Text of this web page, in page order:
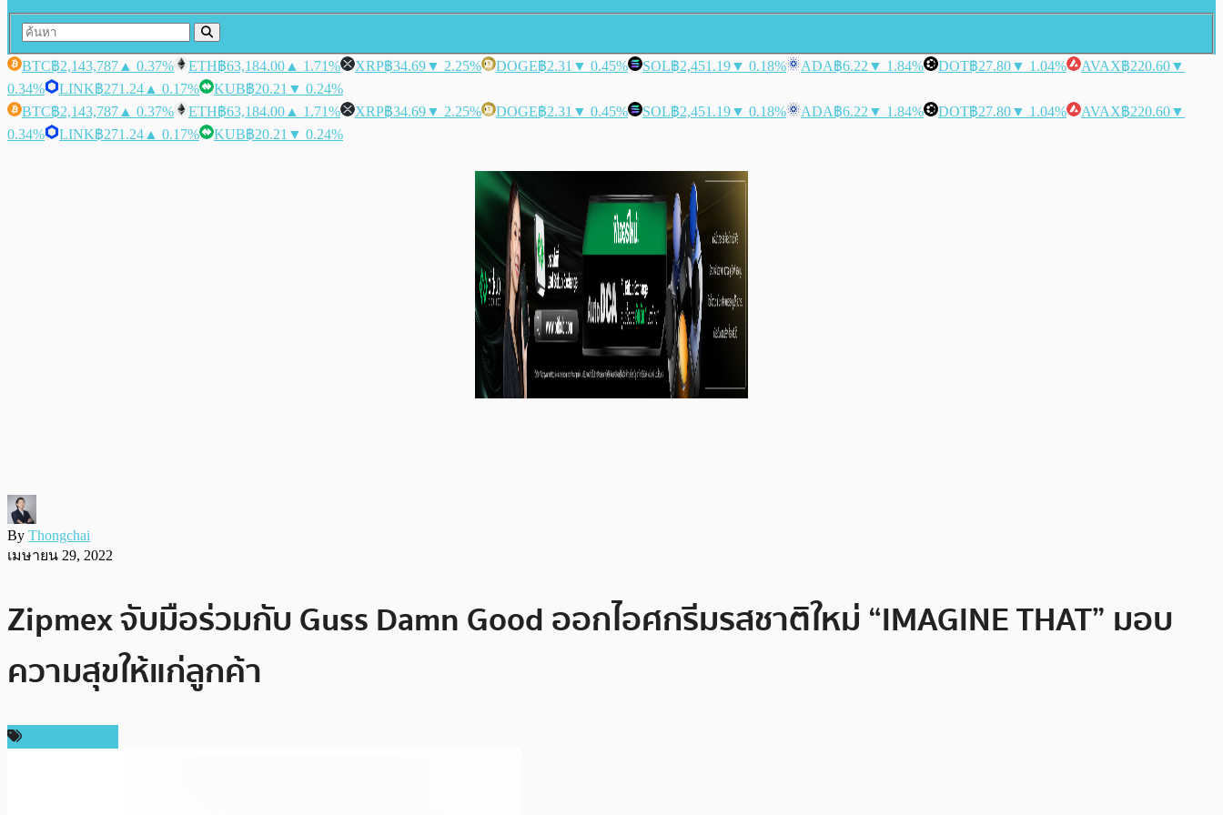
BTC฿2,143,787 ▲ 0.37% ETH฿63,184.00 ▲ 1.71% XRP฿34.69▼ 2.25% DOGE฿2.31 ▼ 0.45% SOL฿2,451.19▼ 0.18% ADA฿6.22 ▼ 1.84% DOT฿27.80▼ 1.04% AVAX฿220.60▼
0.34%
LINK฿271.24 ▲ 0.17% KUB฿20.21 ▼ 0.24%
BTC฿2,143,787 ▲ 0.37% ETH฿63,184.00 ▲ 1.71% XRP฿34.69▼ 2.25% DOGE฿2.31 ▼ 0.45% SOL฿2,451.19▼ 0.18% ADA฿6.22 ▼ 1.84% DOT฿27.80▼ 1.04% AVAX฿220.60▼
0.34%
LINK฿271.24 ▲ 0.17% KUB฿20.21 ▼ 0.24%
By Thongchai
เมษายน 29, 2022
Zipmex จับมือร่วมกับ Guss Damn Good ออกไอศกรีมรสชาติใหม่ “IMAGINE THAT” มอบ
ความสุขให้แก่ลูกค้า